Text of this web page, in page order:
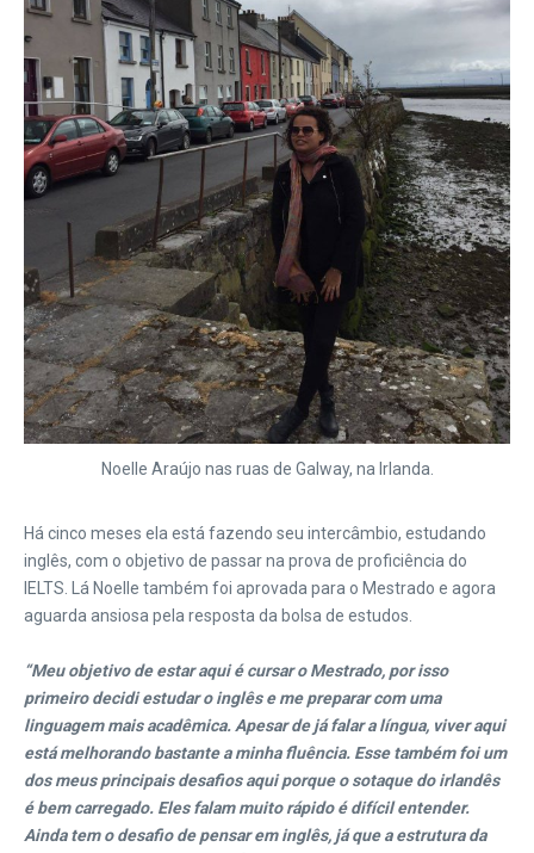
Noelle Araújo nas ruas de Galway, na Irlanda.
Há cinco meses ela está fazendo seu intercâmbio, estudando
inglês, com o objetivo de passar na prova de proficiência do
IELTS. Lá Noelle também foi aprovada para o Mestrado e agora
aguarda ansiosa pela resposta da bolsa de estudos.
“Meu objetivo de estar aqui é cursar o Mestrado, por isso
primeiro decidi estudar o inglês e me preparar com uma
linguagem mais acadêmica. Apesar de já falar a língua, viver aqui
está melhorando bastante a minha fluência. Esse também foi um
dos meus principais desafios aqui porque o sotaque do irlandês
é bem carregado. Eles falam muito rápido é difícil entender.
Ainda tem o desafio de pensar em inglês, já que a estrutura da